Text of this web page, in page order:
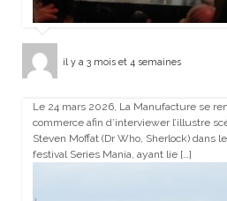
il y a 3 mois et 4 semaines
Le 24 mars 2026, La Manufacture se
commerce afin d’interviewer l’illustre
Steven Moffat (Dr Who, Sherlock) dans
festival Series Mania, ayant lie […]